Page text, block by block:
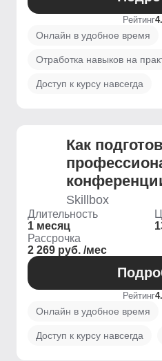
Рейтинг
Онлайн в удобное время
Отработка навыков на
Доступ к курсу навсегда
Как
Skillbox
Длительность
1 месяц
Рассрочка
2 269 руб. /мес
Рейтинг
Онлайн в удобное время
Доступ к курсу навсегда